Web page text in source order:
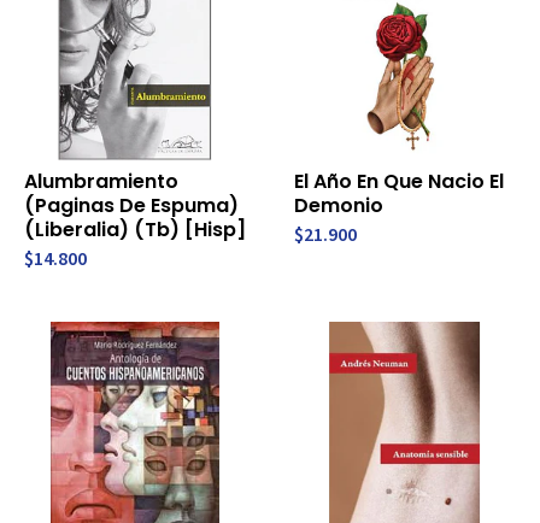
Alumbramiento
(Paginas De Espuma)
(Liberalia) (Tb) [Hisp]
$14.800
El Año En Que Nacio El
Demonio
$21.900